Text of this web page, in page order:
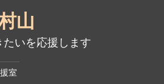
山
いを応援します
室